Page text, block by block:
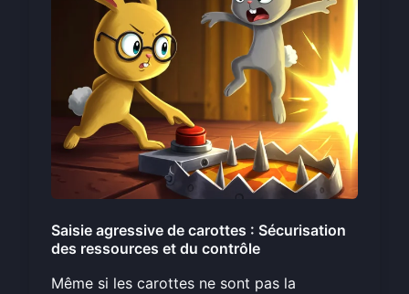
Saisie agressive de carottes : Sécurisation
des ressources et du contrôle
Même si les carottes ne sont pas la